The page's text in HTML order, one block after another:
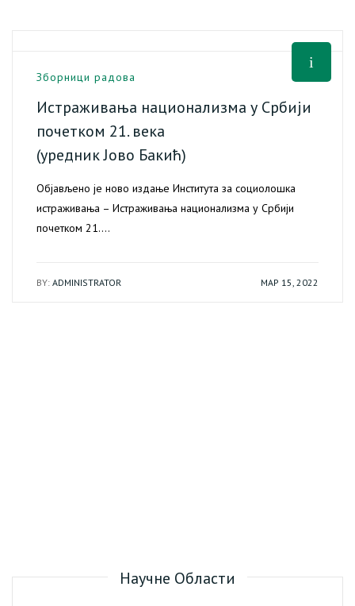
Зборници радова
Истраживања национализма у Србији
почетком 21. века
(уредник Јово Бакић)
Објављено је ново издање Института за социолошка
истраживања – Истраживања национализма у Србији
почетком 21.…
BY: ADMINISTRATOR МАР 15, 2022
Научне Области